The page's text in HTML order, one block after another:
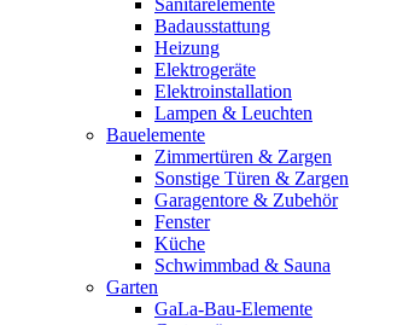
Sanitärelemente
Badausstattung
Heizung
Elektrogeräte
Elektroinstallation
Lampen & Leuchten
Bauelemente
Zimmertüren & Zargen
Sonstige Türen & Zargen
Garagentore & Zubehör
Fenster
Küche
Schwimmbad & Sauna
Garten
GaLa-Bau-Elemente